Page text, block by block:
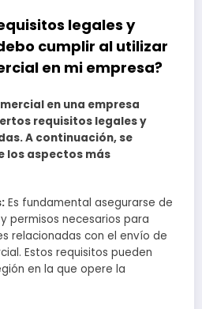
legales y
cumplir al utilizar
en mi empresa?
en una empresa
requisitos legales y
A continuación, se
los aspectos más
Es fundamental asegurarse de
permisos necesarios para
relacionadas con el envío de
Estos requisitos pueden
en la que opere la